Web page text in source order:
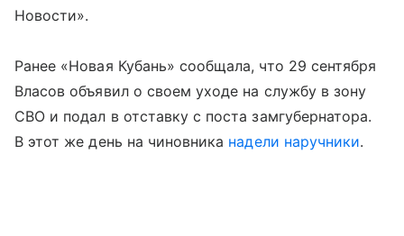
Новости».
Ранее «Новая Кубань» сообщала, что 29 сентября
Власов объявил о своем уходе на службу в зону
СВО и подал в отставку с поста замгубернатора.
В этот же день на чиновника надели наручники.